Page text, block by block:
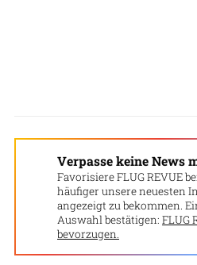
Verpasse keine News
Favorisiere FLUG REVUE
häufiger unsere neuesten
angezeigt zu bekommen.
Auswahl bestätigen: FLUG
bevorzugen.